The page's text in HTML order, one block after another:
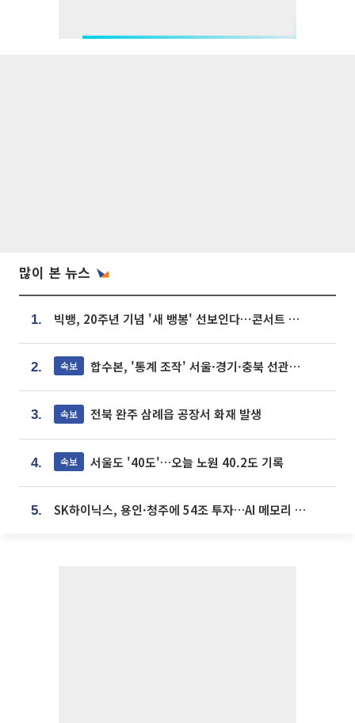
많이 본 뉴스
1. 빅뱅, 20주년 기념 '새 뱅봉' 선보인다⋯콘서트 앞두고 팝업 개최
2. 속보 합수본, '통계 조작' 서울·경기·충북 선관위 등 추가 압수수색
3. 속보 전북 완주 삼례읍 공장서 화재 발생
4. 속보 서울도 '40도'…오늘 노원 40.2도 기록
5. SK하이닉스, 용인·청주에 54조 투자…AI 메모리 생산기지 키운다